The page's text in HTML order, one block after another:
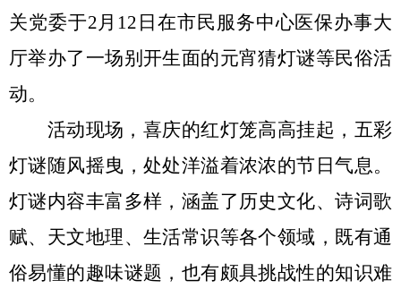
关党委于2月12日在市民服务中心医保办事大
厅举办了一场别开生面的元宵猜灯谜等民俗活
动。
活动现场， 喜庆的红灯笼高高挂起，五彩
灯谜随风摇曳，处处洋溢着浓浓的节日气息。
灯谜内容丰富多样，涵盖了历史文化、诗词歌
赋、天文地理、生活常识等各个领域，既有通
俗易懂的趣味谜题，也有颇具挑战性的知识难